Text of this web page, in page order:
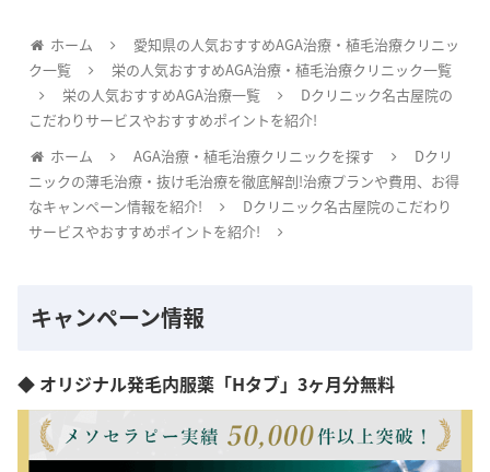
ホーム
愛知県の人気おすすめAGA治療・植毛治療クリニッ
ク一覧
栄の人気おすすめAGA治療・植毛治療クリニック一覧
栄の人気おすすめAGA治療一覧
Dクリニック名古屋院の
こだわりサービスやおすすめポイントを紹介!
ホーム
AGA治療・植毛治療クリニックを探す
Dクリ
ニックの薄毛治療・抜け毛治療を徹底解剖!治療プランや費用、お得
なキャンペーン情報を紹介!
Dクリニック名古屋院のこだわり
サービスやおすすめポイントを紹介!
キャンペーン情報
◆ オリジナル発毛内服薬「Hタブ」3ヶ月分無料